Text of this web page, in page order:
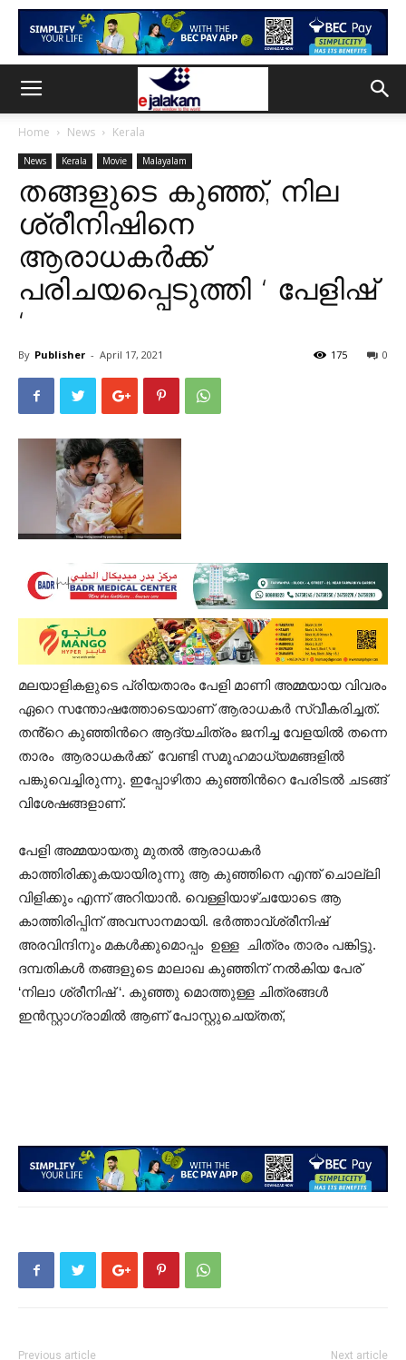
Home News Kerala
News Kerala Movie Malayalam
തങ്ങളുടെ കുഞ്ഞ്, നില
ശ്രീനിഷിനെ
ആരാധകർക്ക്
പരിചയപ്പെടുത്തി ‘ പേളിഷ്
‘
By Publisher - April 17, 2021 0
175
മലയാളികളുടെ പ്രിയതാരം പേളി മാണി അമ്മയായ വിവരം
ഏറെ സന്തോഷത്തോടെയാണ് ആരാധകർ സ്വീകരിച്ചത്.
തൻ്റെ കുഞ്ഞിൻറെ ആദ്യചിത്രം ജനിച്ച വേളയിൽ തന്നെ
താരം ആരാധകർക്ക് വേണ്ടി സമൂഹമാധ്യമങ്ങളിൽ
പങ്കുവെച്ചിരുന്നു. ഇപ്പോഴിതാ കുഞ്ഞിൻറെ പേരിടൽ ചടങ്ങ്
വിശേഷങ്ങളാണ്.
പേളി അമ്മയായതു മുതൽ ആരാധകർ
കാത്തിരിക്കുകയായിരുന്നു ആ കുഞ്ഞിനെ എന്ത് ചൊല്ലി
വിളിക്കും എന്ന് അറിയാൻ. വെള്ളിയാഴ്ചയോടെ ആ
കാത്തിരിപ്പിന് അവസാനമായി. ഭർത്താവ്ശ്രീനിഷ്
അരവിന്ദിനും മകൾക്കുമൊപ്പം ഉള്ള ചിത്രം താരം പങ്കിട്ടു.
ദമ്പതികൾ തങ്ങളുടെ മാലാഖ കുഞ്ഞിന് നൽകിയ പേര്
‘നിലാ ശ്രീനിഷ് ‘. കുഞ്ഞു മൊത്തുള്ള ചിത്രങ്ങൾ
ഇൻസ്റ്റാഗ്രാമിൽ ആണ് പോസ്റ്റുചെയ്തത്,
Previous article Next article